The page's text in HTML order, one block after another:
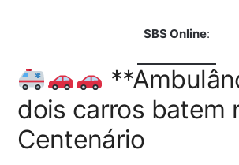
SBS Online:
dois carros batem
Centenário